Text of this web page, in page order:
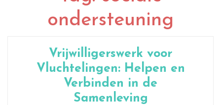
ondersteuning
Vrijwilligerswerk voor
Vluchtelingen: Helpen en
Verbinden in de
Samenleving